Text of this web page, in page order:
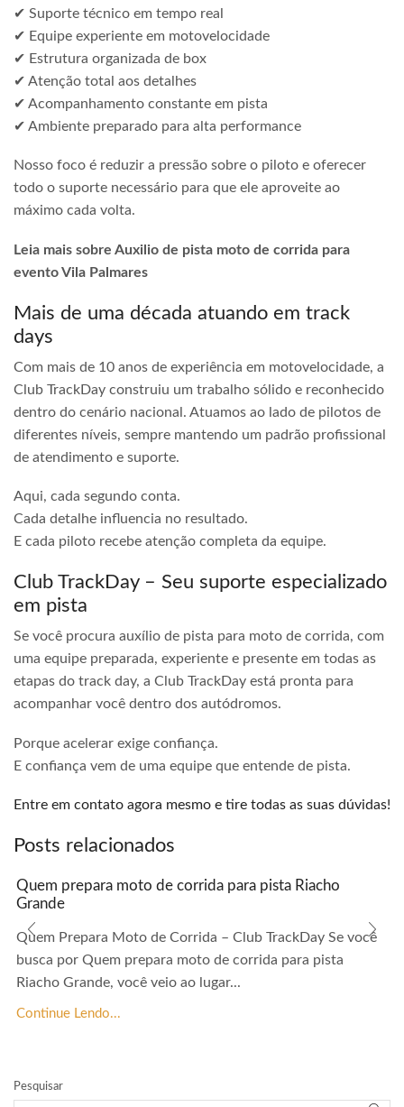
✔ Suporte técnico em tempo real
✔ Equipe experiente em motovelocidade
✔ Estrutura organizada de box
✔ Atenção total aos detalhes
✔ Acompanhamento constante em pista
✔ Ambiente preparado para alta performance
Nosso foco é reduzir a pressão sobre o piloto e oferecer
todo o suporte necessário para que ele aproveite ao
máximo cada volta.
Leia mais sobre Auxilio de pista moto de corrida para
evento Vila Palmares
Mais de uma década atuando em track
days
Com mais de 10 anos de experiência em motovelocidade, a
Club TrackDay construiu um trabalho sólido e reconhecido
dentro do cenário nacional. Atuamos ao lado de pilotos de
diferentes níveis, sempre mantendo um padrão profissional
de atendimento e suporte.
Aqui, cada segundo conta.
Cada detalhe influencia no resultado.
E cada piloto recebe atenção completa da equipe.
Club TrackDay – Seu suporte especializado
em pista
Se você procura auxílio de pista para moto de corrida, com
uma equipe preparada, experiente e presente em todas as
etapas do track day, a Club TrackDay está pronta para
acompanhar você dentro dos autódromos.
Porque acelerar exige confiança.
E confiança vem de uma equipe que entende de pista.
Entre em contato agora mesmo e tire todas as suas dúvidas!
Posts relacionados
Quem prepara moto de corrida para pista Riacho
Grande
Quem Prepara Moto de Corrida – Club TrackDay Se você
busca por Quem prepara moto de corrida para pista
Riacho Grande, você veio ao lugar...
Continue Lendo...
Pesquisar